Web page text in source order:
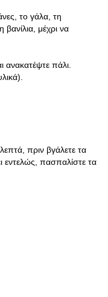
το γάλα, τη
μέχρι να
ανακατέψτε πάλι.
πριν βγάλετε τα
εντελώς, πασπαλίστε τα